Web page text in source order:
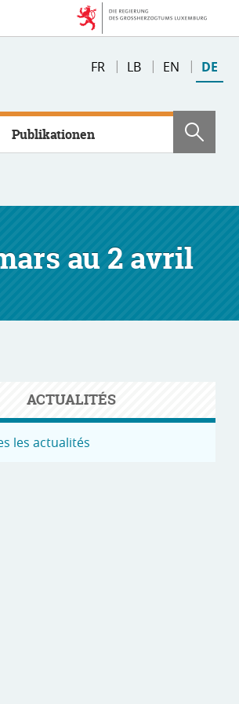
Changer
FR LB EN DE
Publikationen
au 2 avril
ACTUALITÉS
les actualités